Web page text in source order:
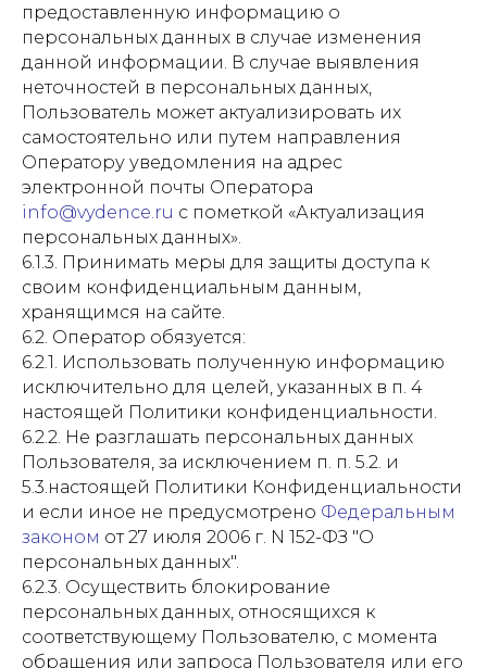
предоставленную информацию о
персональных данных в случае изменения
данной информации. В случае выявления
неточностей в персональных данных,
Пользователь может актуализировать их
самостоятельно или путем направления
Оператору уведомления на адрес
электронной почты Оператора
info@vydence.ru с пометкой «Актуализация
персональных данных».
6.1.3. Принимать меры для защиты доступа к
своим конфиденциальным данным,
хранящимся на сайте.
6.2. Оператор обязуется:
6.2.1. Использовать полученную информацию
исключительно для целей, указанных в п. 4
настоящей Политики конфиденциальности.
6.2.2. Не разглашать персональных данных
Пользователя, за исключением п. п. 5.2. и
5.3.настоящей Политики Конфиденциальности
и если иное не предусмотрено Федеральным
законом от 27 июля 2006 г. N 152-ФЗ "О
персональных данных".
6.2.3. Осуществить блокирование
персональных данных, относящихся к
соответствующему Пользователю, с момента
обращения или запроса Пользователя или его